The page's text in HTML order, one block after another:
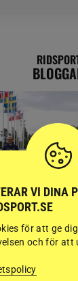
VI DINA
för att ge
och för